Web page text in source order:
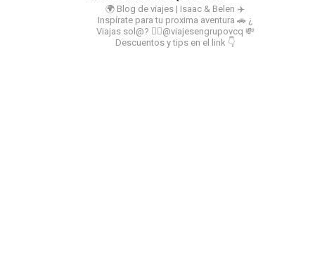
🌍 Blog de viajes | Isaac & Belen ✈️
Inspírate para tu proxima aventura 🚗 ¿
Viajas sol@? 👉🏻@viajesengrupovcq 💸
Descuentos y tips en el link 👇